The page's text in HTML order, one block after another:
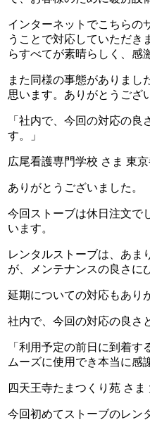
インターネットでこちらの
うことで対応していただき
らすべてが素晴らしく、感
また同様の事態がありまし
思います。ありがとうござ
「社内で、今回の対応の良
す。」
広尾看護専門学校 さま 東
ありがとうございました。
今回ストーブは休日注文で
います。
レンタルストーブは、あま
が、
メンテナンスの良さに
延期についての対応もあり
社内で、今回の対応の良さ
「利用予定の前日に到着
ムーズに使用でき本当に感
四天王寺たまつくり苑 さま
今回初めてストーブのレン